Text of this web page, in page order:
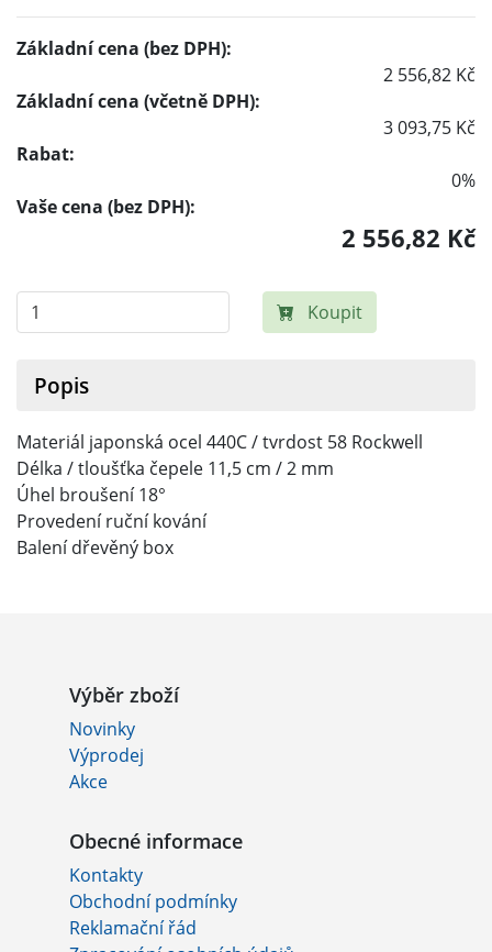
Základní cena (bez DPH):
2 556,82 Kč
Základní cena (včetně DPH):
3 093,75 Kč
Rabat:
0%
Vaše cena (bez DPH):
2 556,82 Kč
Koupit
Popis
Materiál japonská ocel 440C / tvrdost 58 Rockwell
Délka / tloušťka čepele 11,5 cm / 2 mm
Úhel broušení 18°
Provedení ruční kování
Balení dřevěný box
Výběr zboží
Novinky
Výprodej
Akce
Obecné informace
Kontakty
Obchodní podmínky
Reklamační řád